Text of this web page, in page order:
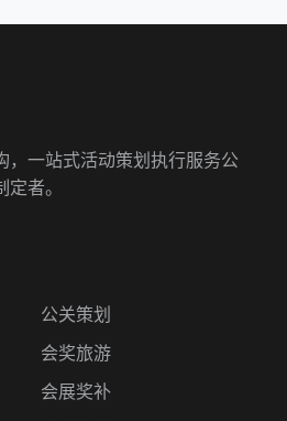
，一站式活动策划执行服务公
者。
公关策划
会奖旅游
会展奖补